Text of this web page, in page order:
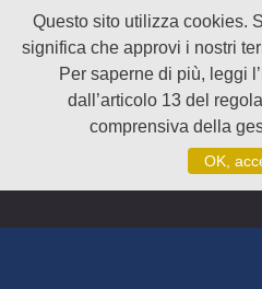
Questo sito utilizza cookies.
significa che approvi i nostri
Per saperne di più, leggi l’
dall’articolo 13 del
comprensiva della
OK,